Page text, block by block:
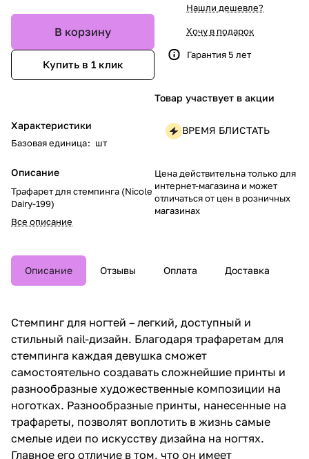
В корзину
Купить в 1 клик
Характеристики
Базовая единица: шт
Описание
Трафарет для стемпинга (Nicole
Dairy-199)
Все описание
Нашли дешевле?
Хочу в подарок
Гарантия 5 лет
Товар участвует в акции
ВРЕМЯ БЛИСТАТЬ
Цена действительна только для
интернет-магазина и может
отличаться от цен в розничных
магазинах
Описание Отзывы Оплата Доставка
Стемпинг для ногтей – легкий, доступный и
стильный nail-дизайн. Благодаря трафаретам для
стемпинга каждая девушка сможет
самостоятельно создавать сложнейшие принты и
разнообразные художественные композиции на
ноготках. Разнообразные принты, нанесенные на
трафареты, позволят воплотить в жизнь самые
смелые идеи по искусству дизайна на ногтях.
Главное его отличие в том, что он имеет